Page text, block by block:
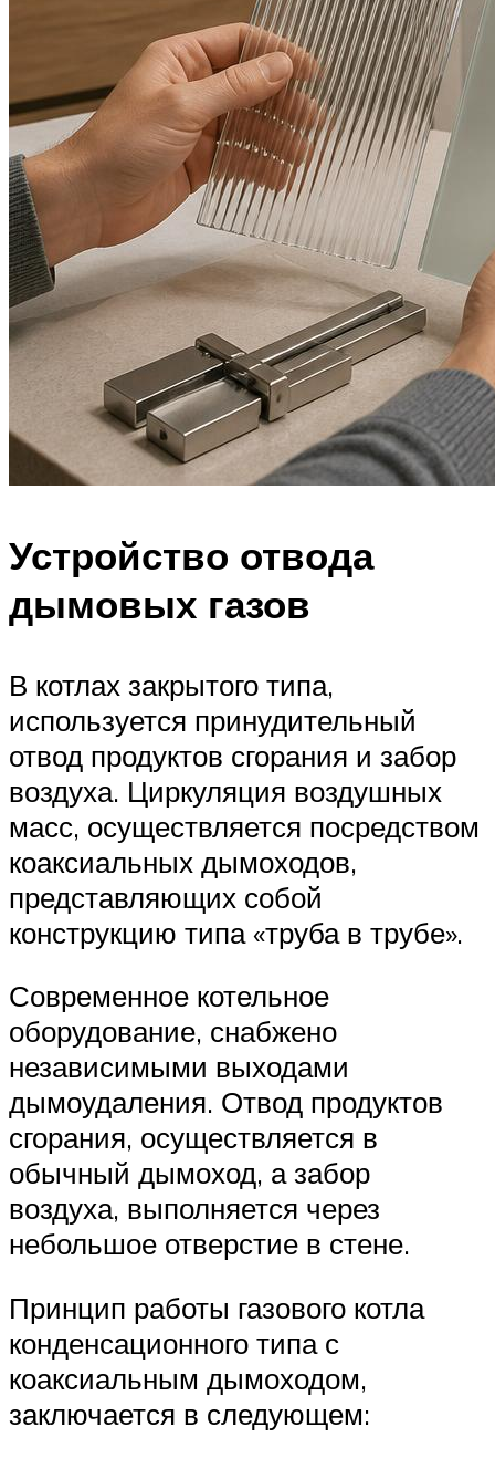
Устройство отвода
дымовых газов
В котлах закрытого типа,
используется принудительный
отвод продуктов сгорания и забор
воздуха. Циркуляция воздушных
масс, осуществляется посредством
коаксиальных дымоходов,
представляющих собой
конструкцию типа «труба в трубе».
Современное котельное
оборудование, снабжено
независимыми выходами
дымоудаления. Отвод продуктов
сгорания, осуществляется в
обычный дымоход, а забор
воздуха, выполняется через
небольшое отверстие в стене.
Принцип работы газового котла
конденсационного типа с
коаксиальным дымоходом,
заключается в следующем: